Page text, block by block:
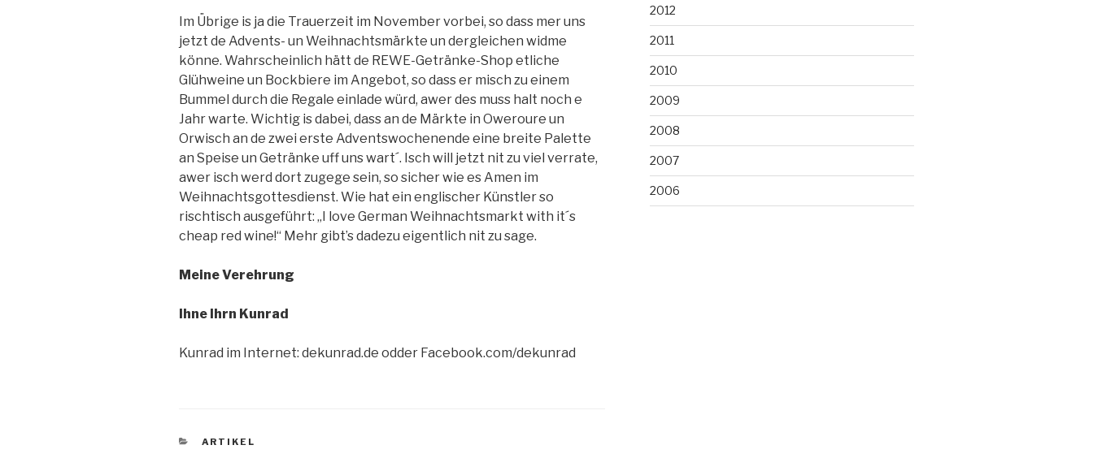
Im Übrige is ja die Trauerzeit im November vorbei, so dass mer uns
jetzt de Advents- un Weihnachtsmärkte un dergleichen widme
könne. Wahrscheinlich hätt de REWE-Getränke-Shop etliche
Glühweine un Bockbiere im Angebot, so dass er misch zu einem
Bummel durch die Regale einlade würd, awer des muss halt noch e
Jahr warte. Wichtig is dabei, dass an de Märkte in Oweroure un
Orwisch an de zwei erste Adventswochenende eine breite Palette
an Speise un Getränke uff uns wart´. Isch will jetzt nit zu viel verrate,
awer isch werd dort zugege sein, so sicher wie es Amen im
Weihnachtsgottesdienst. Wie hat ein englischer Künstler so
rischtisch ausgeführt: „I love German Weihnachtsmarkt with it´s
cheap red wine!“ Mehr gibt’s dadezu eigentlich nit zu sage.
Meine Verehrung
Ihne Ihrn Kunrad
Kunrad im Internet: dekunrad.de odder Facebook.com/dekunrad
KATEGORIEN
ARTIKEL
2012
2011
2010
2009
2008
2007
2006